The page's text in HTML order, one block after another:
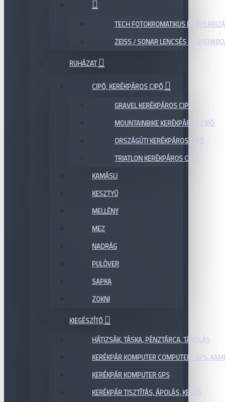
TECH FOTOKROMATIKUS ÉS
ZEISS / SONAR LENCSÉS SÍ,
RUHÁZAT
CIPŐ, KERÉKPÁROS CIPŐ
GRAVEL KERÉKPÁROS CIPŐ
MOUNTAINBIKE KERÉKPÁROS CIPŐ
ORSZÁGÚTI KERÉKPÁROS CIPŐ
TRIATLON KERÉKPÁROS CIPŐ
KAMÁSLI
KESZTYŰ
MELLÉNY
MEZ
NADRÁG
PULÓVER
SAPKA
ZOKNI
KIEGÉSZÍTŐ
HÁTIZSÁK, TÁSKA, PÉNZTÁRCA, TÁROLÁS
KERÉKPÁR KOMPUTER COMPUTER , GPS,
KERÉKPÁR KOMPUTER GPS
KERÉKPÁR TISZTÍTÁS, ÁPOLÁS, KENÉS